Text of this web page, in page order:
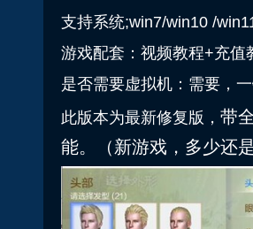
支持系统;win7/win10 /
游戏配套：视频教程+充值
是否需要虚拟机：需要，
此版本为最新修复版， 带
能。（新游戏，多少还